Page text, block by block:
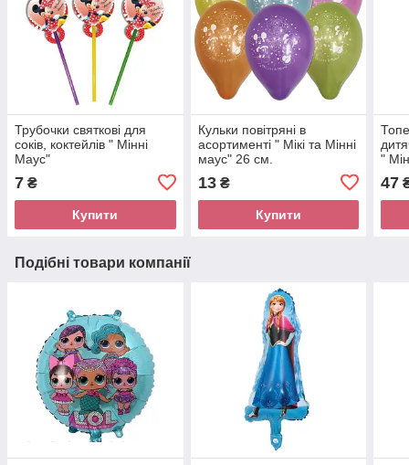
Трубочки святкові для
соків, коктейлів " Мінні
Маус"
7 ₴
Купити
Кульки повітряні в
асортименті " Мікі та Мінні
маус" 26 см.
13₴
Купити
"
47
Подібні товари компанії